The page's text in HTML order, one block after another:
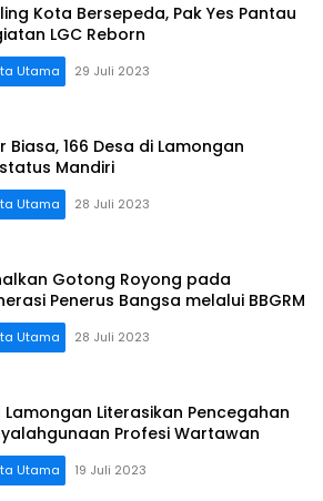
Kota Bersepeda, Pak Yes Pantau
LGC Reborn
Utama 29 Juli 2023
Biasa, 166 Desa di Lamongan
Mandiri
Utama 28 Juli 2023
Gotong Royong pada
Penerus Bangsa melalui BBGRM
Utama 28 Juli 2023
Lamongan Literasikan Pencegahan
Profesi Wartawan
Utama 19 Juli 2023